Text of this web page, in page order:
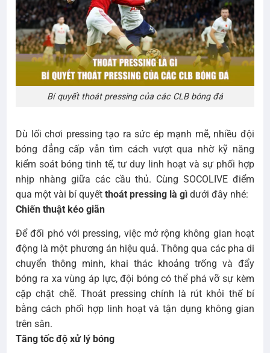
Bí quyết thoát pressing của các CLB bóng đá
Dù lối chơi pressing tạo ra sức ép mạnh mẽ, nhiều đội
bóng đẳng cấp vẫn tìm cách vượt qua nhờ kỹ năng
kiểm soát bóng tinh tế, tư duy linh hoạt và sự phối hợp
nhịp nhàng giữa các cầu thủ. Cùng SOCOLIVE điểm
qua một vài bí quyếtthoát pressing là gì dưới đây nhé:
Chiến thuật kéo giãn
Để đối phó với pressing, việc mở rộng không gian hoạt
động là một phương án hiệu quả. Thông qua các pha di
chuyển thông minh, khai thác khoảng trống và đẩy
bóng ra xa vùng áp lực, đội bóng có thể phá vỡ sự kèm
cặp chặt chẽ. Thoát pressing chính là rút khỏi thế bí
bằng cách phối hợp linh hoạt và tận dụng không gian
trên sân.
Tăng tốc độ xử lý bóng